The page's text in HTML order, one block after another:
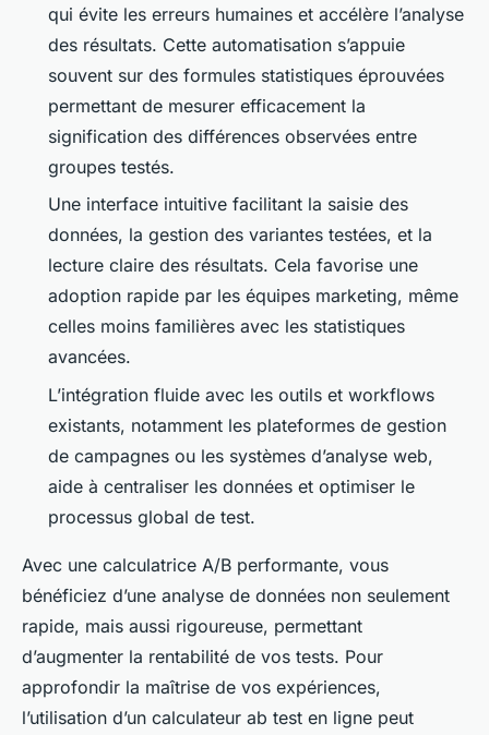
qui évite les erreurs humaines et accélère l’analyse
des résultats. Cette automatisation s’appuie
souvent sur des formules statistiques éprouvées
permettant de mesurer efficacement la
signification des différences observées entre
groupes testés.
Une interface intuitive facilitant la saisie des
données, la gestion des variantes testées, et la
lecture claire des résultats. Cela favorise une
adoption rapide par les équipes marketing, même
celles moins familières avec les statistiques
avancées.
L’intégration fluide avec les outils et workflows
existants, notamment les plateformes de gestion
de campagnes ou les systèmes d’analyse web,
aide à centraliser les données et optimiser le
processus global de test.
Avec une calculatrice A/B performante, vous
bénéficiez d’une analyse de données non seulement
rapide, mais aussi rigoureuse, permettant
d’augmenter la rentabilité de vos tests. Pour
approfondir la maîtrise de vos expériences,
l’utilisation d’un calculateur ab test en ligne peut